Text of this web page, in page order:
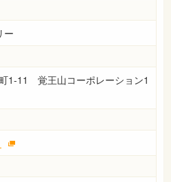
ー
1-11 覚王山コーポレーション1